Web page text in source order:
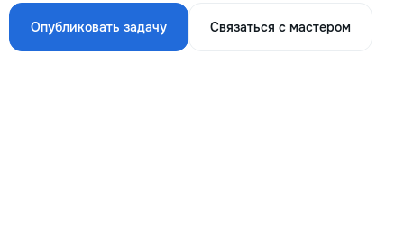
Опубликовать задачу Связаться с мастером